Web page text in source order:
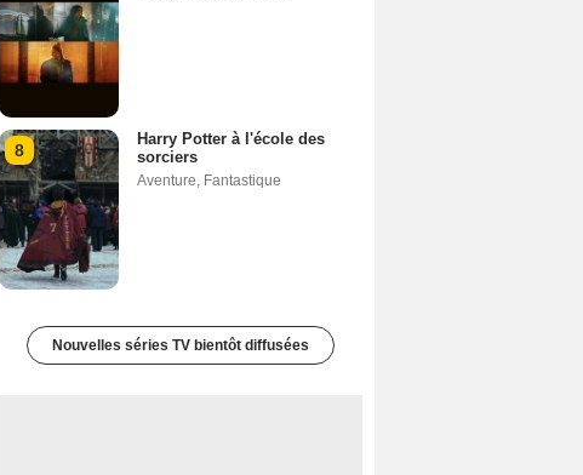
8
Harry Potter à l'école des
sorciers
Aventure Fantastique
Nouvelles séries TV bientôt diffusées